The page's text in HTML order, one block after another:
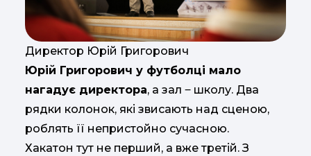
Директор Юрій Григорович
Юрій Григорович у футболці мало
нагадує директора, а зал ‒ школу. Два
рядки колонок, які звисають над сценою,
роблять її непристойно сучасною.
Хакатон тут не перший, а вже третій. З